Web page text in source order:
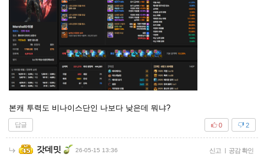
본캐 투력도 비나이스단인 나보다 낮은데 뭐냐?
답글 2
0
갓데밋 26-05-15 13:36 신고 | 공감 확인